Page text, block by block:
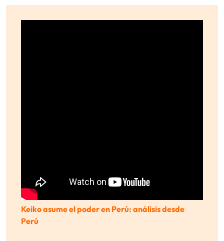
Keiko asume el poder en Perú: análisis desde
Perú